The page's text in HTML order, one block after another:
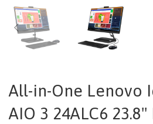
All-in-One Lenovo
AIO 3 24ALC6 23.8"